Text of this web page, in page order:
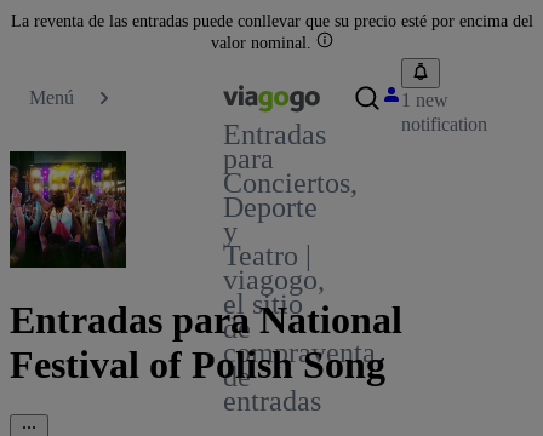
La reventa de las entradas puede conllevar que su precio esté por encima del
valor nominal.
Menú
Entradas
para
Conciertos,
Deporte
y
Teatro |
viagogo,
el sitio
de
compraventa
de
entradas
1 new
notification
Entradas para National
Festival of Polish Song